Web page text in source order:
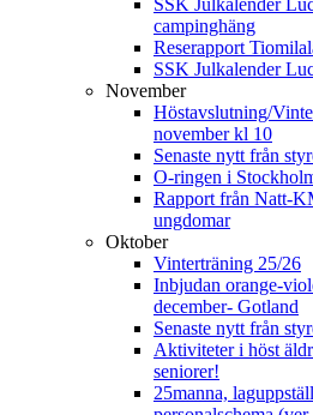
SSK Julkalender
campinghäng
Reserapport
SSK Julkalender
November
Höstavslutning/
november kl 10
Senaste nytt från
O-ringen i
Rapport från Natt-
ungdomar
Oktober
Vinterträning 25/26
Inbjudan orange-
december- Gotland
Senaste nytt från
Aktiviteter i höst
seniorer!
25manna,